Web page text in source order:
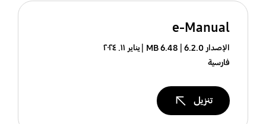
e-Manual
الإصدار 6.2.0 6.48 MB
يناير ١١. ٢٠٢٤
فارسية
تنزيل